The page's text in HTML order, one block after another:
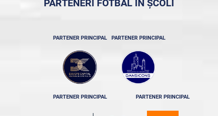
PARTENERI FOTBAL ÎN ȘCOLI
PARTENER PRINCIPAL PARTENER PRINCIPAL
PARTENER PRINCIPAL PARTENER PRINCIPAL